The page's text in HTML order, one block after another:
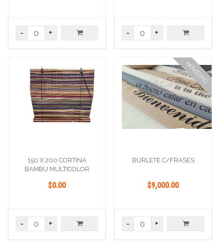
- + - +
150 X 200 CORTINA
BAMBU MULTICOLOR
$0.00
- +
NOVEDAD
BURLETE C/FRASES
$9,000.00
- +